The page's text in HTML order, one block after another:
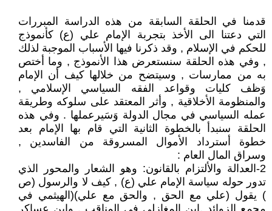
قدمنا في الحلقة السابقة من هذه الدراسة المبررات
التي دعتنا الى الأخذ بتجربة الإمام علي (ع) كأنموذج
للحكم في الإسلام , وقد ذكرنا فيها الأسباب الموجبة لذلك
, وفي هذه الحلقة سنستعرض هذا الأنموذج , وما أختص
به من ممارسات , وسيتضح من خلالها كيف أن الإمام
وَظف كليات وقواعد الفقه السياسي الإسلامي ,
والمنظومة الأخلاقية , وأثر المعتقد على سلوكه وطريقة
عمله السياسي في مجال الدولة وَسَيرعملها . وفي هذه
الحلقة سنبدأ بالخطوة الثانية التي قام بها الإمام بعد
خطوة أسترداد الأموال المسروقة من الفاسدين ,
وسراق المال العام :
2-العدالة والألتزام بالقانون: وهو الشعار والمحور الذي
تدور حوله سياسة الإمام علي (ع) , كيف لا والرسول (ص
) يقول (علي مع الحق , والحق مع علي)(الهيثمي في